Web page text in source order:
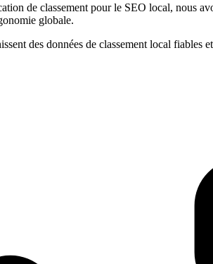
de classement pour le SEO local, nous
globale.
des données de classement local fiables